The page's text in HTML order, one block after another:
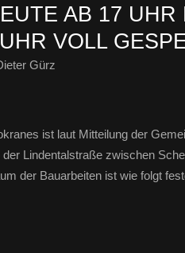
AB 17 UHR BIS
VOLL
Gürz
ist laut Mitteilung der
Lindentalstraße zwischen
der Bauarbeiten ist wie folgt